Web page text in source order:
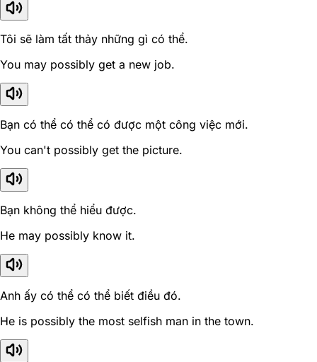
Tôi sẽ làm tất thảy những gì có thể.
You may possibly get a new job.
Bạn có thể có thể có được một công việc mới.
You can't possibly get the picture.
Bạn không thể hiểu được.
He may possibly know it.
Anh ấy có thể có thể biết điều đó.
He is possibly the most selfish man in the town.